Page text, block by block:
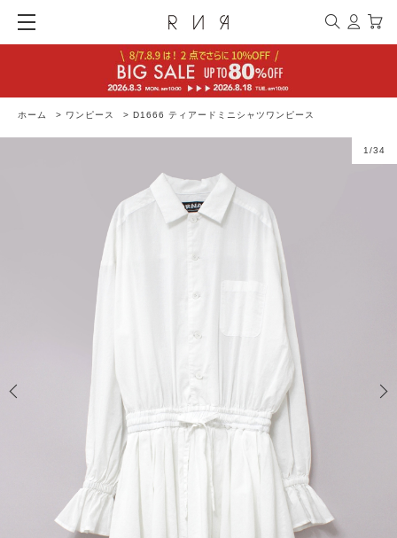
ホーム > ワンピース > D1666 ティアードミニシャツワンピース
1 /34